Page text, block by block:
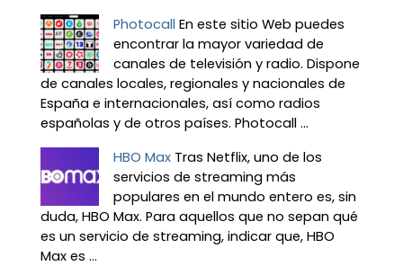
Photocall En este sitio Web puedes
encontrar la mayor variedad de
canales de televisión y radio. Dispone
de canales locales, regionales y nacionales de
España e internacionales, así como radios
españolas y de otros países. Photocall ...
HBO Max Tras Netflix, uno de los
servicios de streaming más
populares en el mundo entero es, sin
duda, HBO Max. Para aquellos que no sepan qué
es un servicio de streaming, indicar que, HBO
Max es ...